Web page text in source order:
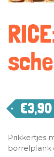
€3,90
Prikkertjes
borrelplank